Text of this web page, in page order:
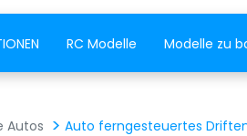
RC Modelle Modelle zu
Autos Auto ferngesteuertes